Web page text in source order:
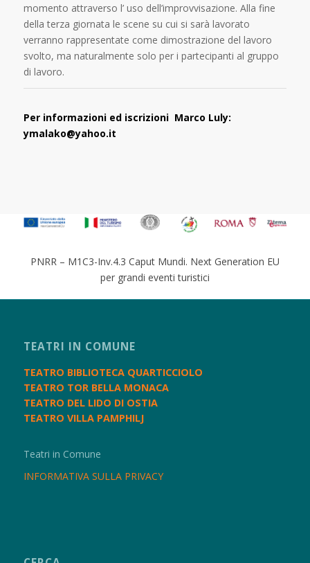
momento attraverso l’ uso dell’improvvisazione. Alla fine
della terza giornata le scene su cui si sarà lavorato
verranno rappresentate come dimostrazione del lavoro
svolto, ma naturalmente solo per i partecipanti al gruppo
di lavoro.
Per informazioni ed iscrizioni Marco Luly:
ymalako@yahoo.it
PNRR – M1C3-Inv.4.3 Caput Mundi. Next Generation EU
per grandi eventi turistici
TEATRI IN COMUNE
TEATRO BIBLIOTECA QUARTICCIOLO
TEATRO TOR BELLA MONACA
TEATRO DEL LIDO DI OSTIA
TEATRO VILLA PAMPHILJ
Teatri in Comune
INFORMATIVA SULLA PRIVACY